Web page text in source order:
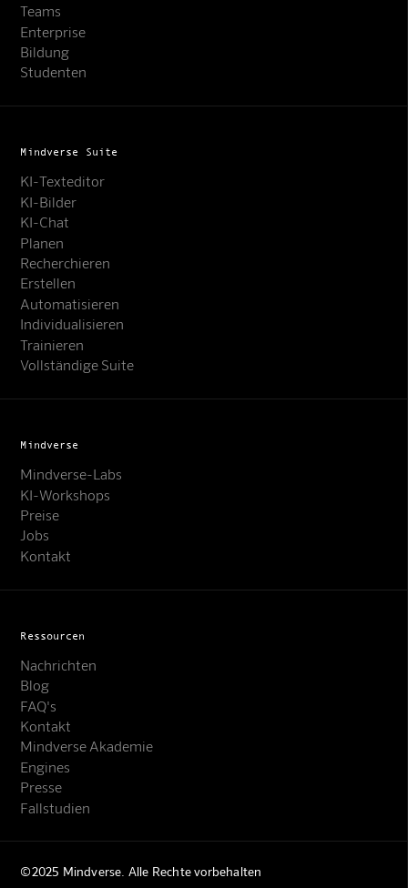
Online · KI-Assistent
Mindverse
Teams
Enterprise
Bildung
Studenten
Mindverse Suite
KI-Texteditor
KI-Bilder
KI-Chat
Planen
Recherchieren
Erstellen
Automatisieren
Individualisieren
Trainieren
Vollständige Suite
Mindverse
Mindverse-Labs
KI-Workshops
Preise
Jobs
Kontakt
Ressourcen
Nachrichten
Blog
FAQ's
Kontakt
Mindverse Akademie
Engines
Presse
Fallstudien
©2025 Mindverse. Alle Rechte vorbehalten